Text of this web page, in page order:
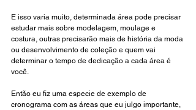
E isso varia muito, determinada área pode precisar
estudar mais sobre modelagem, moulage e
costura, outras precisarão mais de história da moda
ou desenvolvimento de coleção e quem vai
determinar o tempo de dedicação a cada área é
você.
Então eu fiz uma especie de exemplo de
cronograma com as áreas que eu julgo importante,